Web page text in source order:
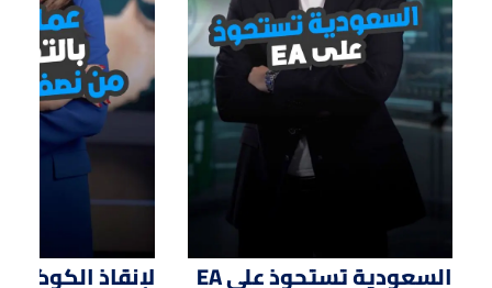
01:12
السعودية تستحوذ على EA لإنقاذ